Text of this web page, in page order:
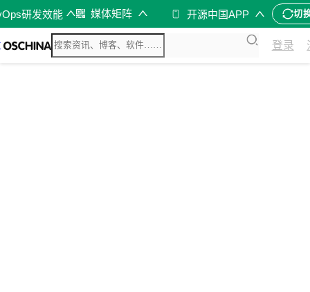
研发效能 媒体矩阵 开源中国APP 切
登录